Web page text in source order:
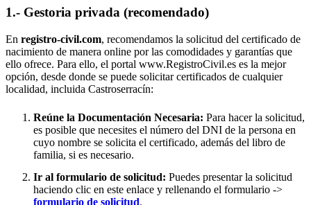
1.- Gestoria privada (recomendado)
En registro-civil.com, recomendamos la solicitud del certificado de
nacimiento de manera online por las comodidades y garantías que
ello ofrece. Para ello, el portal www.RegistroCivil.es es la mejor
opción, desde donde se puede solicitar certificados de cualquier
localidad, incluida Castroserracín:
Reúne la Documentación Necesaria: Para hacer la solicitud,
es posible que necesites el número del DNI de la persona en
cuyo nombre se solicita el certificado, además del libro de
familia, si es necesario.
Ir al formulario de solicitud: Puedes presentar la solicitud
haciendo clic en este enlace y rellenando el formulario ->
formulario de solicitud.